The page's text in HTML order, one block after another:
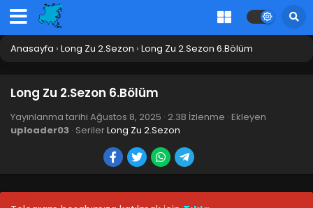
Anasayfa › Long Zu 2.Sezon › Long Zu 2.Sezon 6.Bölüm
Long Zu 2.Sezon 6.Bölüm
Yayınlanma tarihi Ağustos 8, 2025 · 2.3B İzlenme · Ekleyen
uploader03 · SerilerLong Zu 2.Sezon
Blm 19 - Kasım 8, 2025
Blm 18 - Ekim 31, 2025
Long Zu 2.Sezon 17.Bölüm
Blm 17 - Ekim 24, 2025
Long Zu 2.Sezon 16.Bölüm